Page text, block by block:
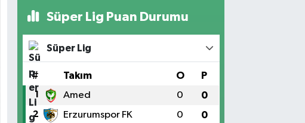
Süper Lig Puan Durumu
Süper Lig
# Takım O P
1 Amed 0 0
2 Erzurumspor FK 0 0